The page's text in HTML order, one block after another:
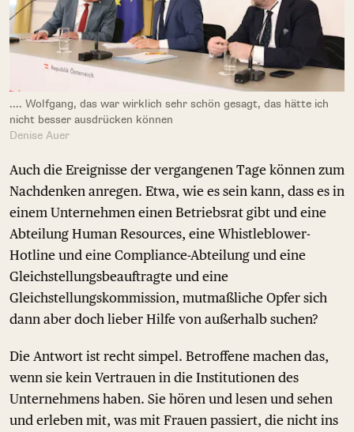
.... Wolfgang, das war wirklich sehr schön gesagt, das hätte ich
nicht besser ausdrücken können
Denise Auer
Auch die Ereignisse der vergangenen Tage können zum
Nachdenken anregen. Etwa, wie es sein kann, dass es in
einem Unternehmen einen Betriebsrat gibt und eine
Abteilung Human Resources, eine Whistleblower-
Hotline und eine Compliance-Abteilung und eine
Gleichstellungsbeauftragte und eine
Gleichstellungskommission, mutmaßliche Opfer sich
dann aber doch lieber Hilfe von außerhalb suchen?
Die Antwort ist recht simpel. Betroffene machen das,
wenn sie kein Vertrauen in die Institutionen des
Unternehmens haben. Sie hören und lesen und sehen
und erleben mit, was mit Frauen passiert, die nicht ins